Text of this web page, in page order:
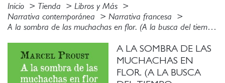
Inicio Tienda
Libros y Más
Narrativa contemporánea
Narrativa francesa
A la sombra de las muchachas en flor. (A la busca del tiempo perdido, II)
A LA SOMBRA DE LAS
MUCHACHAS EN
FLOR. (A LA BUSCA